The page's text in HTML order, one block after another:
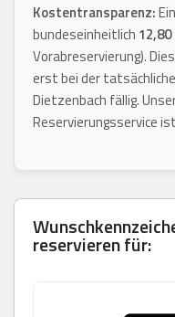
Kostentransparenz:
bundeseinheitlich
Vorabreservierung).
erst bei der
Dietzenbach fällig.
Reservierungsservice
reservieren für: